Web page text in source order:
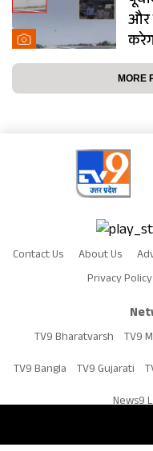
और
MORE
Contact Us About Us
Privacy Policy
TV9 Bharatvarsh TV9
TV9 Bangla TV9 Gujarati
News9